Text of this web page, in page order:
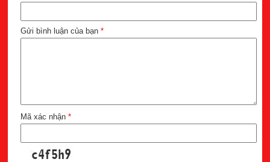
Gửi bình luận của bạn *
Mã xác nhận *